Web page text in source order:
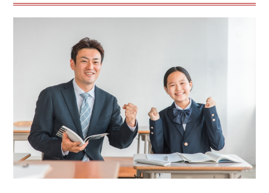
ス
ト
ま
し
た！”
の